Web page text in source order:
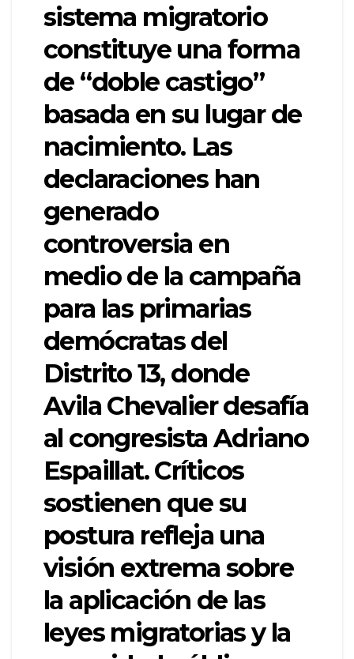
sistema migratorio
constituye una forma
de “doble castigo”
basada en su lugar de
nacimiento. Las
declaraciones han
generado
controversia en
medio de la campaña
para las primarias
demócratas del
Distrito 13, donde
Avila Chevalier desafía
al congresista Adriano
Espaillat. Críticos
sostienen que su
postura refleja una
visión extrema sobre
la aplicación de las
leyes migratorias y la